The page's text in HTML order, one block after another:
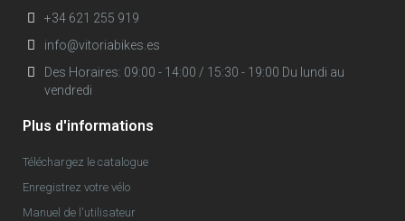
+34 621 255 919
info@vitoriabikes.es
Des Horaires: 09:00 - 14:00 / 15:30 - 19:00 Du lundi au
vendredi
Plus d'informations
Téléchargez le catalogue
Enregistrez votre vélo
Manuel de l'utilisateur